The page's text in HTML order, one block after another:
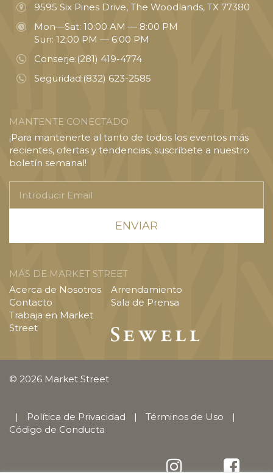
9595 Six Pines Drive, The Woodlands, TX 77380
Mon—Sat: 10:00 AM — 8:00 PM
Sun: 12:00 PM — 6:00 PM
Conserje:(281) 419-4774
Seguridad:(832) 623-2585
MANTENTE CONECTADO
¡Para mantenerte al tanto de todos los eventos más
recientes, ofertas y tendencias, suscríbete a nuestro
boletín semanal!
Email
MÁS DE MARKET STREET
Acerca de Nosotros
Contacto
Trabaja en Market
Street
Arrendamiento
Sala de Prensa
© 2026 Market Street
| Política de Privacidad | Términos de Uso
|
Código de Conducta